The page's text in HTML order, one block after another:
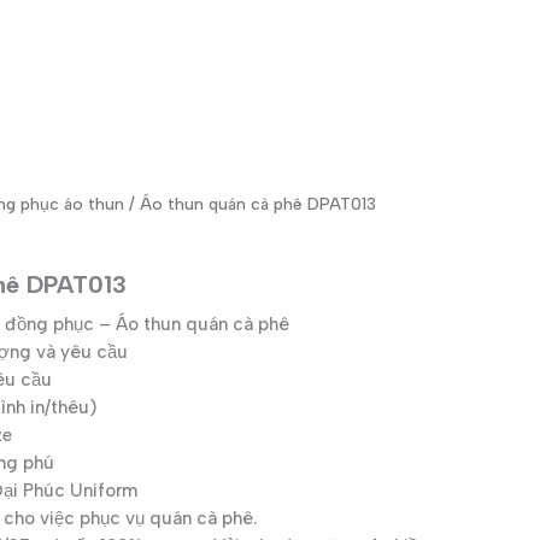
phục áo thun / Áo thun quán cà phê DPAT013
DPAT013
phục – Áo thun quán cà phê
và yêu cầu
cầu
in/thêu)
phú
Phúc Uniform
việc phục vụ quán cà phê.